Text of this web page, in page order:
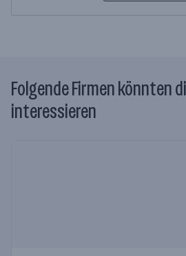
Folgende Firmen könnten
interessieren